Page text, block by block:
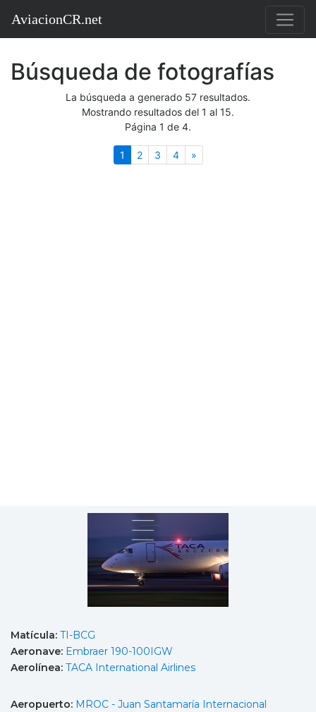
AviacionCR.net
Búsqueda de fotografías
La búsqueda a generado 57 resultados.
Mostrando resultados del 1 al 15.
Página 1 de 4.
1 (actual)
2 3 4 »Siguiente
Matícula: TI-BCG
Aeronave: Embraer 190-100IGW
Aerolínea: TACA International Airlines
Aeropuerto: MROC - Juan Santamaría Internacional